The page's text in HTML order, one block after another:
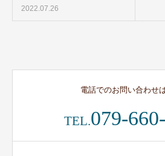
2022.07.26
電話でのお問い合わせ
TEL.079-